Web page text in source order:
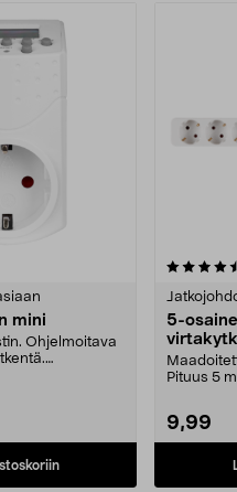
mini
Ohjelmoitava
5-
Pituus 5
9,99